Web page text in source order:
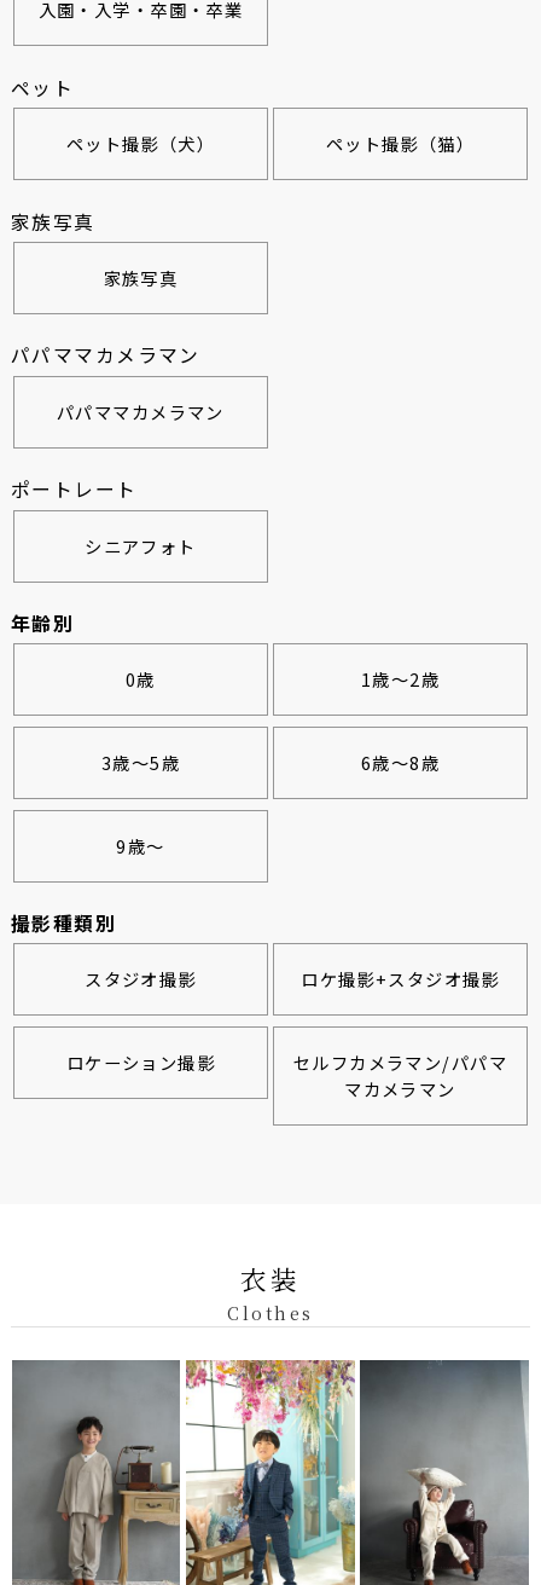
入園・入学・卒園・卒業
ペット
ペット撮影（犬） ペット撮影（猫）
家族写真
家族写真
パパママカメラマン
パパママカメラマン
ポートレート
シニアフォト
年齢別
0歳 1歳～2歳
3歳～5歳 6歳～8歳
9歳～
撮影種類別
スタジオ撮影 ロケ撮影+スタジオ撮影
ロケーション撮影
セルフカメラマン/パパマ
マカメラマン
衣装
Clothes